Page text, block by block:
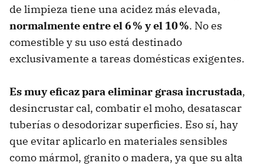
de limpieza tiene una acidez más elevada,
normalmente entre el 6 % y el 10 %. No es
comestible y su uso está destinado
exclusivamente a tareas domésticas exigentes.
Es muy eficaz para eliminar grasa incrustada,
desincrustar cal, combatir el moho, desatascar
tuberías o desodorizar superficies. Eso sí, hay
que evitar aplicarlo en materiales sensibles
como mármol, granito o madera, ya que su alta